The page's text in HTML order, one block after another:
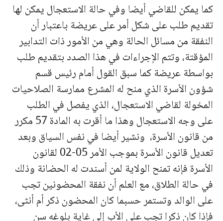
كما يمكن للقاضي أيضا وفي حالة الاستعجال يمكن لها
تقديم طلب على شكل أمر على عريضة باعتبار أن
النفقة من مسائل الحالة وهي من الأمور ذات التدابير
المؤقتة، وتتم الإجراءات في هذا الصدد بتقديم طلب
بواسطة عريضة كما سبق القول أمام رئيس قسم
شؤون الأسرة الذي منح له المشرع ممارسة الصلاحيات
المخولة لقاضي الاستعجال، الذي يفصل في الطلب
على وجه الاستعجال وهذا ما أقرت به المادة 57 مكرر
من قانون الأسرة، ونشير أيضا في نفس السياق وبعد
تعديل قانون الأسرة بموجب الأمر 05-02 لقانون
الأسرة فإنه تمنح الولاية لمن أسندت له الحضانة وذلك
في حالة الطلاق، مع العلم أن نفقة المحضونين تجب
على الوالد وتستمر حسبما كان المحضون ذكر أم أنثى،
فإذا كان ذكرا تجب على الأب إلى غاية بلوغه سن